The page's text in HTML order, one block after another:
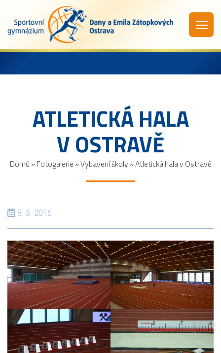
ATLETICKÁ HALA
V OSTRAVĚ
Domů »Fotogalerie »Vybavení školy »Atletická hala v Ostravě
8. 3. 2016